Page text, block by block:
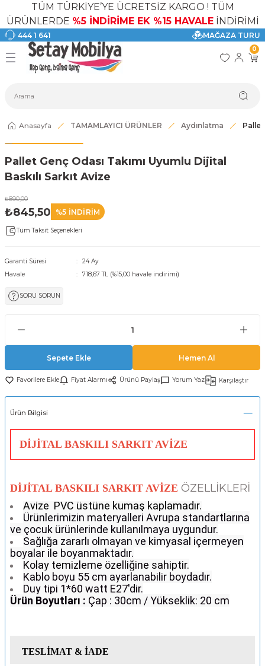
TÜM TÜRKİYE’YE ÜCRETSİZ KARGO ! TÜM
ÜRÜNLERDE %5 İNDİRİME EK %15 HAVALE İNDİRİMİ
444 1 641 MAĞAZA TURU
Geri Dön
Geri Dön
Geri Dön
Geri Dön
Geri Dön
DOLAP MODELLERİ
Geri Dön
ÜRÜNLER 0
Anasayfa TAMAMLAYICI ÜRÜNLER Aydınlatma Pallet
Pallet Genç Odası Takımı Uyumlu Dijital
Baskılı Sarkıt Avize
₺890,00
₺845,50 %5 İNDİRİM
Tüm Taksit Seçenekleri
Garanti Süresi
24 Ay
Havale
718,67 TL (%15,00 havale indirimi)
SORU SORUN
Sepete Ekle Hemen Al
Fiyat Alarmı Ürünü Paylaş Yorum Yaz Karşılaştır
Ürün Bilgisi
DİJİTAL BASKILI SARKIT AVİZE
DİJİTAL BASKILI SARKIT AVİZE ÖZELLİKLERİ
Avize PVC üstüne kumaş kaplamadır.
Ürünlerimizin materyalleri Avrupa standartlarına
ve çocuk ürünlerinde kullanılmaya uygundur.
Sağlığa zararlı olmayan ve kimyasal içermeyen
boyalar ile boyanmaktadır.
Kolay temizleme özelliğine sahiptir.
Kablo boyu 55 cm ayarlanabilir boydadır.
Duy tipi 1*60 watt E27'dir.
Ürün Boyutları : Çap : 30cm / Yükseklik: 20 cm
TESLİMAT & İADE